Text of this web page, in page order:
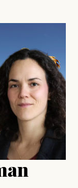
”Livet i sig